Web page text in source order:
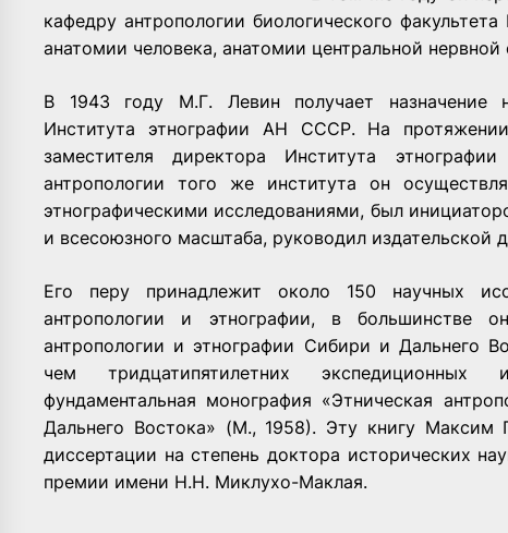
кафедру антропологии биологического
анатомии человека, анатомии центральной
В 1943 году М.Г. Левин получает назначение
Института этнографии АН СССР. На
заместителя директора Института
антропологии того же института он
этнографическими исследованиями, был
и всесоюзного масштаба, руководил издательской
Его перу принадлежит около 150 научных
антропологии и этнографии, в большинстве
антропологии и этнографии Сибири и Дальнего
чем тридцатипятилетних
фундаментальная монография «Этническая
Дальнего Востока» (М., 1958). Эту книгу Максим
диссертации на степень доктора исторических
премии имени Н.Н. Миклухо-Маклая.